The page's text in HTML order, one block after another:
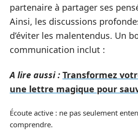
partenaire à partager ses
Ainsi, les discussions
d’éviter les malentendus. Un
communication inclut :
A lire aussi : Transformez
une lettre magique pour
Écoute active : ne pas seulement
comprendre.